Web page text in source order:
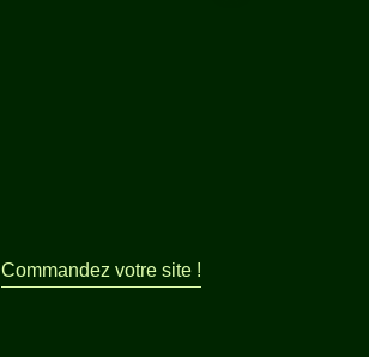
Commandez votre site !